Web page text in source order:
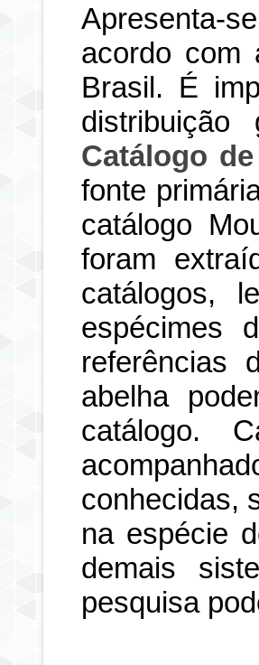
Apresenta-
acordo com
Brasil. É
Catálogo
fonte
catálogo
foram
catálogos,
espécimes
referências
abelha
catálogo.
conhecidas,
na espécie
demais
pesquisa